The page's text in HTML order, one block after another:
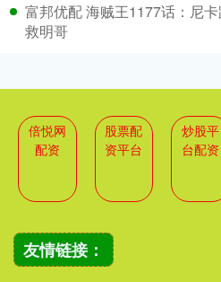
富邦优配 海贼王1177话：尼
救明哥
倍悦网
配资
股票配
资平台
炒股平
台配资
友情链接：